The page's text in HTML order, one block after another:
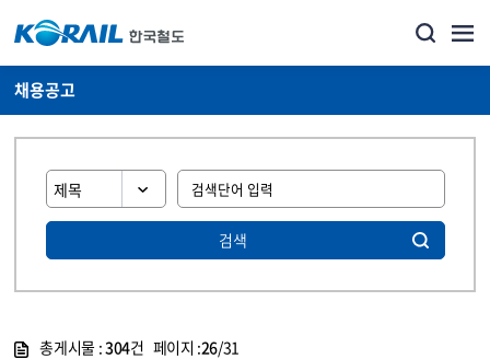
채용공고
검색
총게시물 :304건 페이지 :26/31